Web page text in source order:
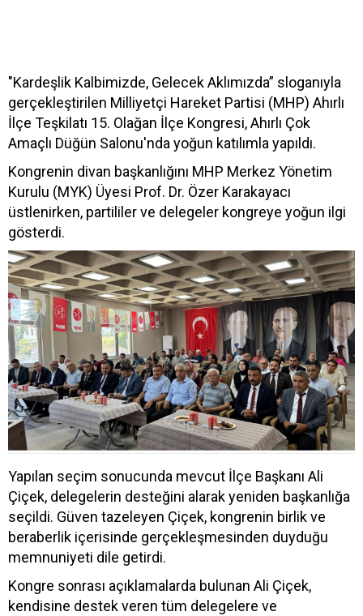
"Kardeşlik Kalbimizde, Gelecek Aklımızda” sloganıyla
gerçekleştirilen Milliyetçi Hareket Partisi (MHP) Ahırlı
İlçe Teşkilatı 15. Olağan İlçe Kongresi, Ahırlı Çok
Amaçlı Düğün Salonu'nda yoğun katılımla yapıldı.
Kongrenin divan başkanlığını MHP Merkez Yönetim
Kurulu (MYK) Üyesi Prof. Dr. Özer Karakayacı
üstlenirken, partililer ve delegeler kongreye yoğun ilgi
gösterdi.
Yapılan seçim sonucunda mevcut İlçe Başkanı Ali
Çiçek, delegelerin desteğini alarak yeniden başkanlığa
seçildi. Güven tazeleyen Çiçek, kongrenin birlik ve
beraberlik içerisinde gerçekleşmesinden duyduğu
memnuniyeti dile getirdi.
Kongre sonrası açıklamalarda bulunan Ali Çiçek,
kendisine destek veren tüm delegelere ve